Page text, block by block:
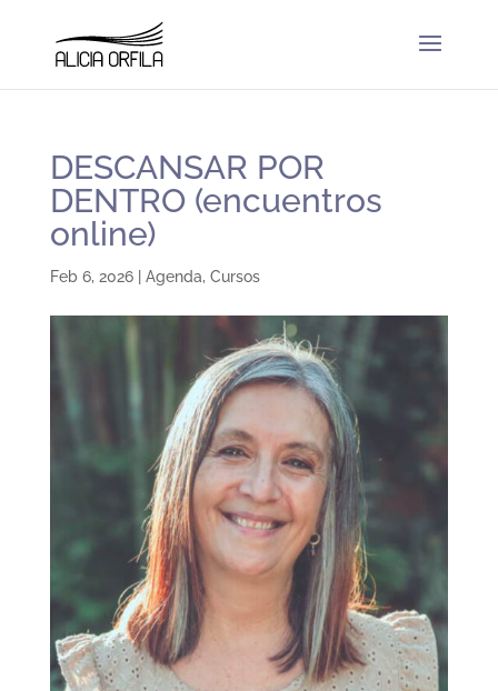
DESCANSAR POR
DENTRO (encuentros
online)
Feb 6, 2026| Agenda, Cursos